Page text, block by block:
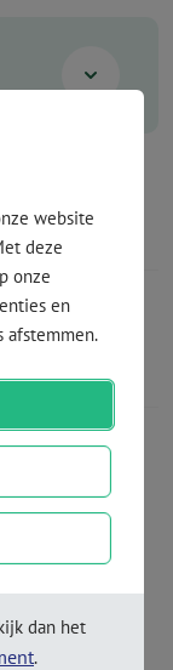
deze
onze
en
afstemmen.
dan het
.